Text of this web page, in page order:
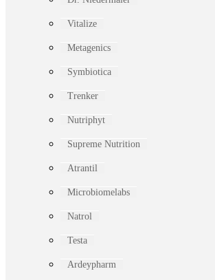
Vitalize
Metagenics
Symbiotica
Trenker
Nutriphyt
Supreme Nutrition
Atrantil
Microbiomelabs
Natrol
Testa
Ardeypharm